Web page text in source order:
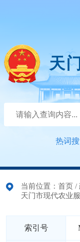
天
热词搜
当前位置： 首页 /
天门市现代农业
索引号